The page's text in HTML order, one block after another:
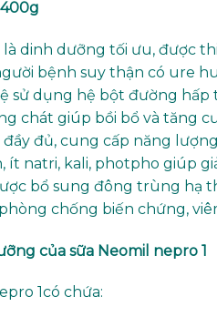
là dinh dưỡng tối ưu, được
bệnh suy thận có ure
sử dụng hệ bột đường
chát giúp bồi bổ và tăng
đủ, cung cấp năng
ít natri, kali, photpho giúp
bổ sung đông trùng hạ
chống biến chứng,
của sữa Neomil nepro 1
1có chứa: